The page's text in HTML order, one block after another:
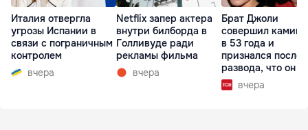
Италия отвергла
угрозы Испании в
связи с пограничным
контролем
вчера
Netflix запер актера
внутри билборда в
Голливуде ради
рекламы фильма
вчера
Брат Джоли
совершил
в 53 года и
признался после
развода, что он
вчера